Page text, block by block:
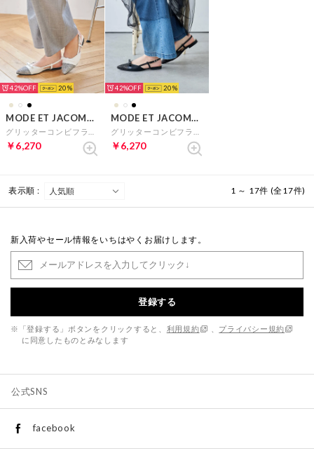
42% 20
MODE ET JACOMO carino
￥6,270
42% 20
MODE ET JACOMO carino
￥6,270
表示順 : 1 ～ 17件 (全17件)
新入荷やセール情報をいちはやくお届けします。
登録する
※「登録する」ボタンをクリックすると、 利用規約
プライバシー規約
に同意したものとみなします
公式SNS
facebook